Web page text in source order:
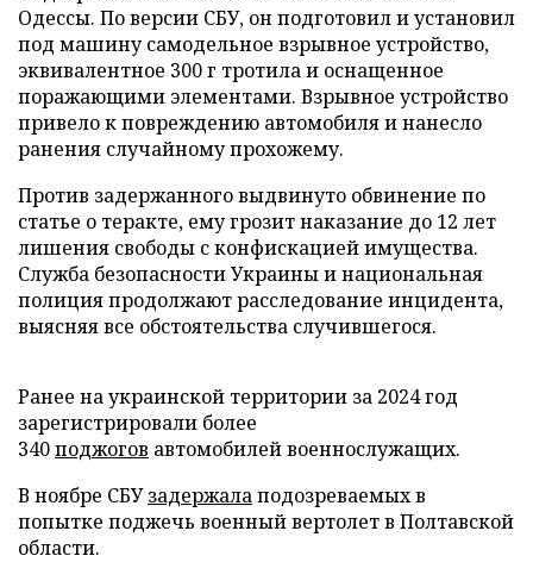
Одессы. По версии СБУ, он подготовил и установил
под машину самодельное взрывное устройство,
эквивалентное 300 г тротила и оснащенное
поражающими элементами. Взрывное устройство
привело к повреждению автомобиля и нанесло
ранения случайному прохожему.
Против задержанного выдвинуто обвинение по
статье о теракте, ему грозит наказание до 12 лет
лишения свободы с конфискацией имущества.
Служба безопасности Украины и национальная
полиция продолжают расследование инцидента,
выясняя все обстоятельства случившегося.
Ранее на украинской территории за 2024 год
зарегистрировали более
340поджогов автомобилей военнослужащих.
В ноябре СБУзадержалаподозреваемых в
попытке поджечь военный вертолет в Полтавской
области.